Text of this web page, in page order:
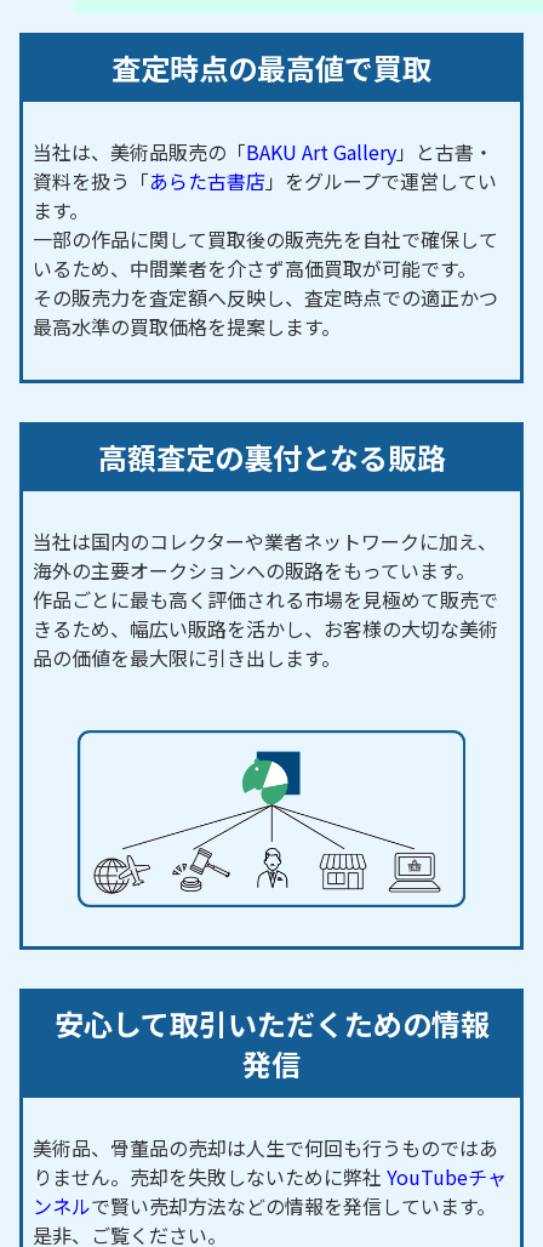
ご依頼にも対応しております。
査定時点の最高値で買取
当社は、美術品販売の「BAKU Art Gallery」と古書・
資料を扱う「あらた古書店」をグループで運営してい
ます。
一部の作品に関して買取後の販売先を自社で確保して
いるため、中間業者を介さず高価買取が可能です。
その販売力を査定額へ反映し、査定時点での適正かつ
最高水準の買取価格を提案します。
高額査定の裏付となる販路
当社は国内のコレクターや業者ネットワークに加え、
海外の主要オークションへの販路をもっています。
作品ごとに最も高く評価される市場を見極めて販売で
きるため、幅広い販路を活かし、お客様の大切な美術
品の価値を最大限に引き出します。
安心して取引いただくための情報
発信
美術品、骨董品の売却は人生で何回も行うものではあ
りません。売却を失敗しないために弊社 YouTubeチャ
ンネルで賢い売却方法などの情報を発信しています。
是非、ご覧ください。